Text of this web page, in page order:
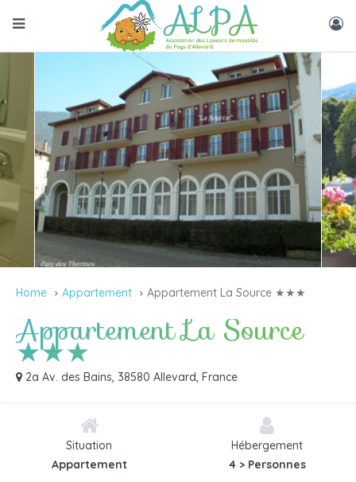
Home Appartement Appartement La Source ★★★
Appartement La Source
★★★
2a Av. des Bains, 38580 Allevard, France
Situation
Appartement
Hébergement
4 > Personnes